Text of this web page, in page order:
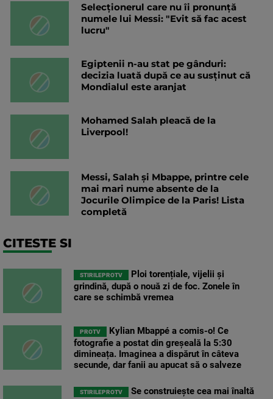
Selecționerul care nu îi pronunță
numele lui Messi: "Evit să fac acest
lucru"
Egiptenii n-au stat pe gânduri:
decizia luată după ce au susținut că
Mondialul este aranjat
Mohamed Salah pleacă de la
Liverpool!
Messi, Salah și Mbappe, printre cele
mai mari nume absente de la
Jocurile Olimpice de la Paris! Lista
completă
CITESTE SI
STIRILEPROTV
Ploi torențiale, vijelii și
grindină, după o nouă zi de foc. Zonele în
care se schimbă vremea
PROTV
Kylian Mbappé a comis-o! Ce
fotografie a postat din greșeală la 5:30
dimineața. Imaginea a dispărut în câteva
secunde, dar fanii au apucat să o salveze
STIRILEPROTV
Se construiește cea mai înaltă